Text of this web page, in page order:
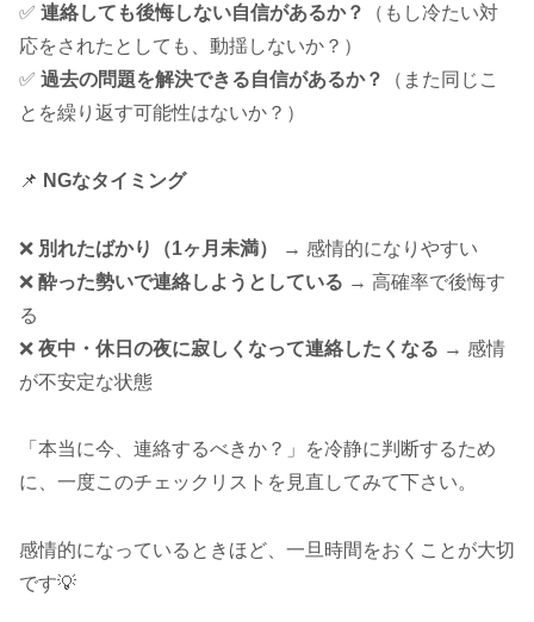
✅ 連絡しても後悔しない自信があるか？
（もし冷たい対
応をされたとしても、動揺しないか？）
✅ 過去の問題を解決できる自信があるか？
（また同じこ
とを繰り返す可能性はないか？）
📌 NGなタイミング
❌ 別れたばかり（1ヶ月未満）
→ 感情的になりやすい
❌ 酔った勢いで連絡しようとしている → 高確率で後悔す
る
❌ 夜中・休日の夜に寂しくなって連絡したくなる → 感情
が不安定な状態
「本当に今、連絡するべきか？」を冷静に判断するため
に、一度このチェックリストを見直してみて下さい。
感情的になっているときほど、一旦時間をおくことが大切
です💡